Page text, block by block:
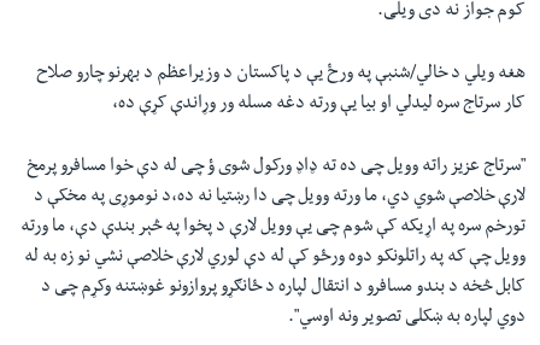
کوم جواز نه دی ويلی.
هغه ويلي د خالي/شنبې په ورځ يې د پاکستان د وزیراعظم د بهرنو چارو صلاح
کار سرتاج سره ليدلي او بیا يې ورته دغه مسله ور وړاندې کړې ده،
"سرتاج عزیز راته وویل چی ده ته ‌‌‌‌‌‌ډا‌‌‌‌‌‌ډ ورکول شوی ‌ؤ چی له دې خوا مسافرو پرمخ
لارې خلاصې شوي دي، ما ورته وویل چی دا رښتیا نه ده،د نوموړی په مخکې د
تورخم سره په اړیکه کې شوم چی يې وویل لارې د پخوا په څېر بندې دې، ما ورته
وویل چې که په راتلونکو دوه ورځو کې له دې لوري لارې خلاصې نشي نو زه به له
کابل څخه د بندو مسافرو د انتقال لپاره د ځانګړو پروازونو غوښتنه وکړم چی د
دوي لپاره به ښکلی تصویر ونه اوسي".